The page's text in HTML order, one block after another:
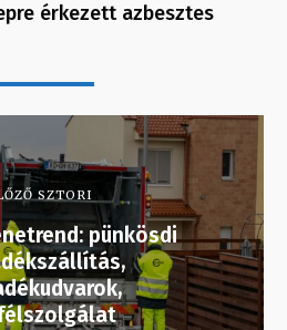
érkezett azbesztes
SZTORI
pünkösdi